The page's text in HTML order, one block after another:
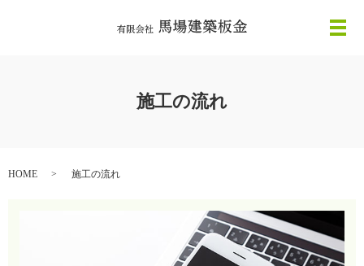
メ
施工の流れ
HOME 施工の流れ